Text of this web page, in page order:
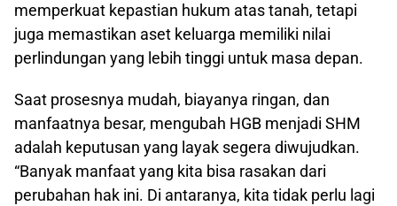
memperkuat kepastian hukum atas tanah, tetapi
juga memastikan aset keluarga memiliki nilai
perlindungan yang lebih tinggi untuk masa depan.
Saat prosesnya mudah, biayanya ringan, dan
manfaatnya besar, mengubah HGB menjadi SHM
adalah keputusan yang layak segera diwujudkan.
“Banyak manfaat yang kita bisa rasakan dari
perubahan hak ini. Di antaranya, kita tidak perlu lagi